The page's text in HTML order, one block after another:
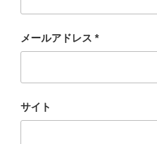
メールアドレス *
サイト